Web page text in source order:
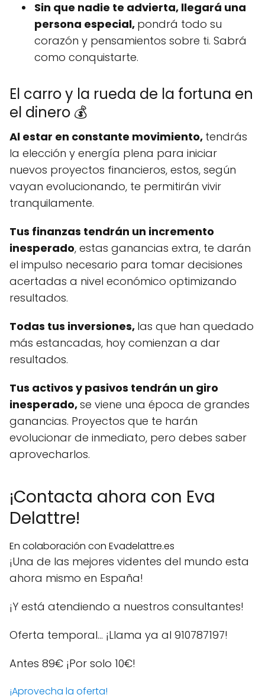
Sin que nadie te advierta, llegará una
persona especial, pondrá todo su
corazón y pensamientos sobre ti. Sabrá
como conquistarte.
El carro y la rueda de la fortuna en
el dinero 💰
Al estar en constante movimiento, tendrás
la elección y energía plena para iniciar
nuevos proyectos financieros, estos, según
vayan evolucionando, te permitirán vivir
tranquilamente.
Tus finanzas tendrán un incremento
inesperado, estas ganancias extra, te darán
el impulso necesario para tomar decisiones
acertadas a nivel económico optimizando
resultados.
Todas tus inversiones, las que han quedado
más estancadas, hoy comienzan a dar
resultados.
Tus activos y pasivos tendrán un giro
inesperado,se viene una época de grandes
ganancias. Proyectos que te harán
evolucionar de inmediato, pero debes saber
aprovecharlos.
¡Contacta ahora con Eva
Delattre!
En colaboración con Evadelattre.es
¡Una de las mejores videntes del mundo esta
ahora mismo en España!
¡Y está atendiendo a nuestros consultantes!
Oferta temporal… ¡Llama ya al 910787197!
Antes 89€ ¡Por solo 10€!
¡Aprovecha la oferta!